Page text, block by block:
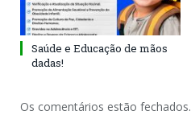
Saúde e Educação de mãos
dadas!
Os comentários estão fechados.